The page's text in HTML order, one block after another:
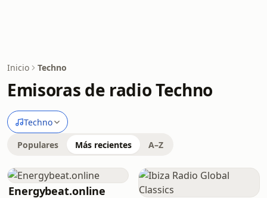
Inicio Techno
Emisoras de radio Techno
Techno
Populares Más recientes A–Z
Energybeat.online